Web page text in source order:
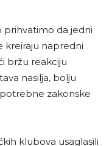
prihvatimo da jedni
kreiraju napredni
bržu reakciju
nasilja, bolju
zakonske
klubova usaglasili